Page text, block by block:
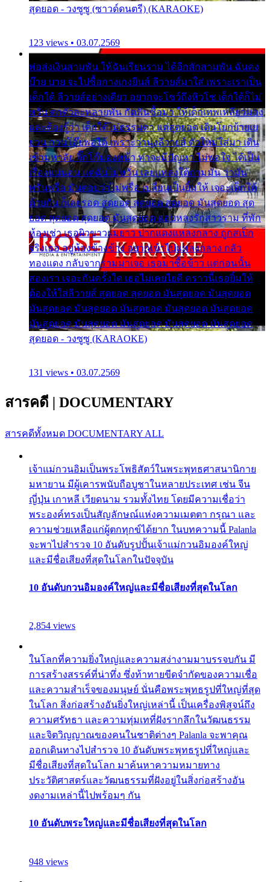
สุดยอด - วงซูซู (ซาวด์ดนตรี) (KARAOKE)
123 views • 03.07.2569
พ่อส่งเงินสามพัน ให้ฉันเรียนราม ได้อีกสักสามพัน ฉันคง
บ๊าย บาย จะไปซื้อกางเกงยีนส์ ลีวายส์มาใส่ เพราะเราเป็น
เด็กใต้ ลีวายส์อย่างเดียว อยากจะโชว์ถึงหิวโซ เด็กใต้ก็ไม่
หวั่น ตกตัวละหลายพัน กัดฟันซื้อมา ให้เด็กเทพเหลียวมอง
และต้องรู้ว่า เด็กใต้ไม่ธรรมดา แต่สุดยอด เดินโยกย้ายเย
ยวน กวนโอ๊ยพอได้ เพราะว่านุ่งลีวายส์ ตัวใหม่ใส่มา เดิน
เข้ามหาลัย จิ๊กโก๊มองหน้า ท่าจะมีปัญหา ไม่พอใจ ได้เป็น
เรื่องแน่นอน แต่ฉันไม่หวั่น เลยแหลงใต้ถามมัน ว่ามัน
พรั่นพรือ มันตอบว่าไม่พรื่อ เปลี่ยนเป็นยิ้มให้ เจอะเด็กใต้
ด้วยกัน ก็เลยรอด สุดยอด สุดยอด สุดยอด มันสุดยอด สุด
ยอด สุดยอด สุดยอด มันสุดยอด แอบหลงรักสาวราม ที่พัก
ห้องเช่า เธอผิวขาวผมยาว ปากแดงแหลงกลาง ถูกสเป็ก
จริงเธอ อยู่ห้องข้างข้าง อยากเข้าไปแหลงกลาง กลัว
ทองแดง กลับจากรามมาเจอ เธอมาซื้อข้าว แต่ก่อนนั้น
สองเรา เจอะกันครั้งใด เธอไม่เคยไยดี คราวนี้เธอยิ้มให้
ต้องให้ใส่ลีวายส์ สุดยอด สุดยอด มันสุดยอด มันสุดยอด
มันสุดยอด มันสุดยอด มันสุดยอด มันสุดยอด มันสุดยอด
มันสุดยอด มันสุดยอด มันสุดยอด มันสุดยอด มันสุดยอด
สุดยอด - วงซูซู (KARAOKE)
131 views • 03.07.2569
สารคดี | DOCUMENTARY
สารคดีทั้งหมด DOCUMENTARY ALL
เจ้าแม่กวนอิมเป็นพระโพธิสัตว์ในพระพุทธศาสนานิกาย
มหายาน มีผู้เคารพนับถือบูชาในหลายประเทศ เช่น จีน
ญี่ปุ่น เกาหลี เวียดนาม รวมทั้งไทย โดยมีความเชื่อว่า
พระองค์ทรงเป็นสัญลักษณ์แห่งความเมตตา กรุณา และ
ความช่วยเหลือแก่ผู้ตกทุกข์ได้ยาก ในบทความนี้ Palanla
จะพาไปสำรวจ 10 อันดับรูปปั้นเจ้าแม่กวนอิมองค์ใหญ่
และมีชื่อเสียงที่สุดในโลกในปัจจุบัน
10 อันดับกวนอิมองค์ใหญ่และมีชื่อเสียงที่สุดในโลก
2,854 views
ในโลกที่ความยิ่งใหญ่และความสง่างามมาบรรจบกัน มี
การสร้างสรรค์ที่น่าทึ่ง ซึ่งท้าทายขีดจำกัดของความเชื่อ
และความสำเร็จของมนุษย์ นั่นคือพระพุทธรูปที่ใหญ่ที่สุด
ในโลก สิ่งก่อสร้างอันยิ่งใหญ่เหล่านี้ เป็นเครื่องพิสูจน์ถึง
ความศรัทธา และความทุ่มเทที่ฝังรากลึกในวัฒนธรรม
และจิตวิญญาณของคนในชาติต่างๆ Palanla จะพาคุณ
ออกเดินทางไปสำรวจ 10 อันดับพระพุทธรูปที่ใหญ่และ
มีชื่อเสียงที่สุดในโลก มาค้นหาความหมายทาง
ประวัติศาสตร์และวัฒนธรรมที่ฝังอยู่ในสิ่งก่อสร้างอัน
งดงามเหล่านี้ไปพร้อมๆ กัน
10 อันดับพระใหญ่และมีชื่อเสียงที่สุดในโลก
948 views